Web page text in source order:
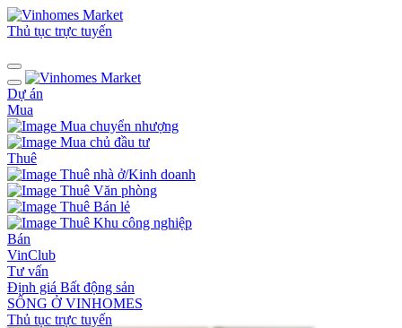
Thủ tục trực tuyến
Dự án
Mua
Mua chuyển nhượng
Mua chủ đầu tư
Thuê
Thuê nhà ở/Kinh doanh
Thuê Văn phòng
Thuê Bán lẻ
Thuê Khu công nghiệp
Bán
VinClub
Tư vấn
Định giá Bất động sản
SỐNG Ở VINHOMES
Thủ tục trực tuyến